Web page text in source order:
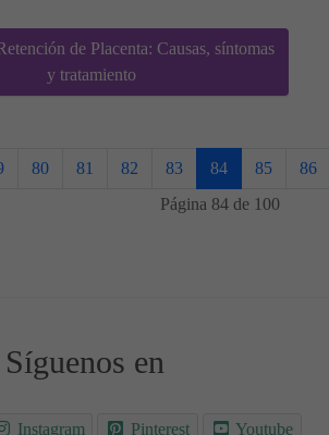
de Placenta: Causas, síntomas
y tratamiento
Página 84 de 100
80 81 82 83 84 85 86
Síguenos en
Instagram Pinterest Youtube